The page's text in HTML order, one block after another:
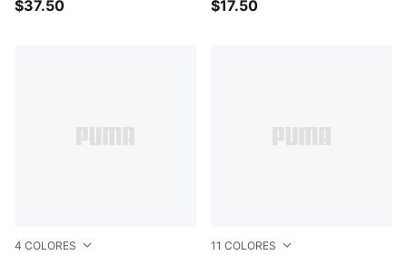
$37.50 $17.50
4 COLORES 11 COLORES